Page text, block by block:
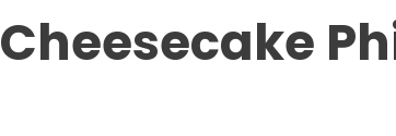
Cheesecake